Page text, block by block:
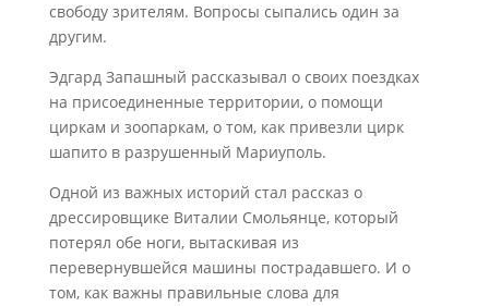
свободу зрителям. Вопросы сыпались один за
другим.
Эдгард Запашный рассказывал о своих поездках
на присоединенные территории, о помощи
циркам и зоопаркам, о том, как привезли цирк
шапито в разрушенный Мариуполь.
Одной из важных историй стал рассказ о
дрессировщике Виталии Смольянце, который
потерял обе ноги, вытаскивая из
перевернувшейся машины пострадавшего. И о
том, как важны правильные слова для